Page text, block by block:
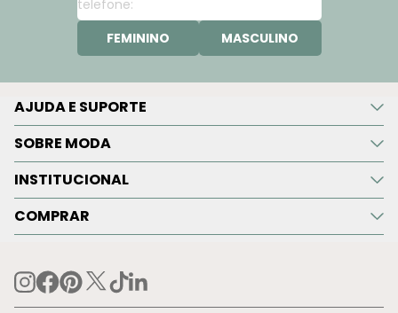
FEMININO MASCULINO
AJUDA E SUPORTE
SOBRE MODA
INSTITUCIONAL
COMPRAR